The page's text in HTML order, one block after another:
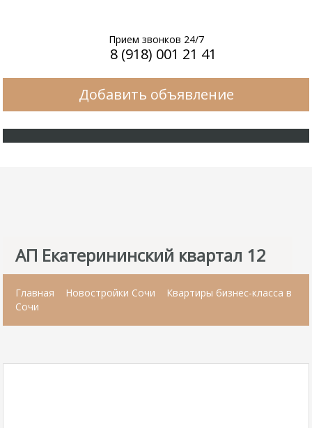
Прием звонков 24/7
8 (918) 001 21 41
Добавить объявление
АП Екатерининский квартал 12
Главная Новостройки Сочи
Квартиры бизнес-класса в
Сочи